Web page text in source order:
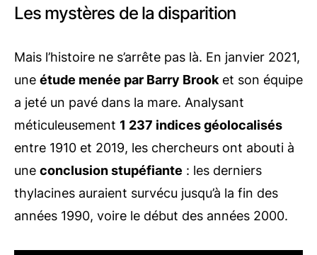
Les mystères de la disparition
Mais l’histoire ne s’arrête pas là. En janvier 2021,
une étude menée par Barry Brook et son équipe
a jeté un pavé dans la mare. Analysant
méticuleusement 1 237 indices géolocalisés
entre 1910 et 2019, les chercheurs ont abouti à
une conclusion stupéfiante : les derniers
thylacines auraient survécu jusqu’à la fin des
années 1990, voire le début des années 2000.